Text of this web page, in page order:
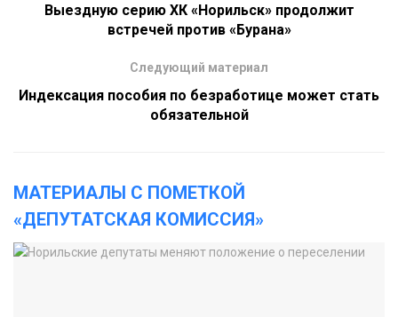
Выездную серию ХК «Норильск» продолжит
встречей против «Бурана»
Следующий материал
Индексация пособия по безработице может стать
обязательной
МАТЕРИАЛЫ С ПОМЕТКОЙ
«ДЕПУТАТСКАЯ КОМИССИЯ»